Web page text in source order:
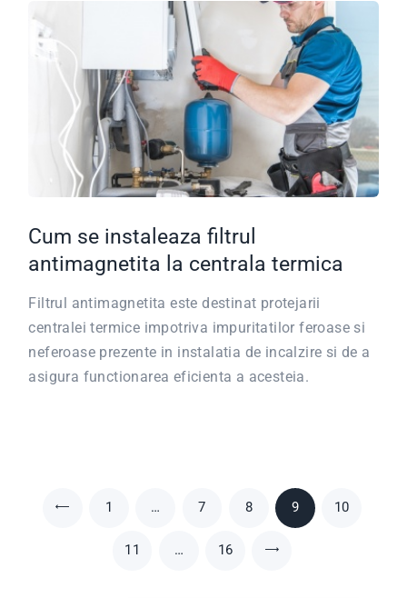
Cum se instaleaza filtrul
antimagnetita la centrala termica
Filtrul antimagnetita este destinat protejarii
centralei termice impotriva impuritatilor feroase si
neferoase prezente in instalatia de incalzire si de a
asigura functionarea eficienta a acesteia.
Paginație articole
PAGE
1 … PAGE
7 PAGE
8 PAGE
9 PAGE
10
PAGE
11 … PAGE
16